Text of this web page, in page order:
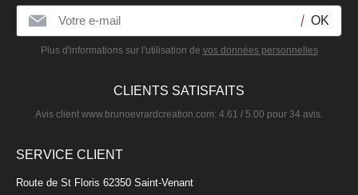
Plus d'informations sur l'utilisation de vos données personnelles
CLIENTS SATISFAITS
Avis client www.brunoevrardcreation.com: 4.61 / 5.00 pour 34 avis.
SERVICE CLIENT
Route de St Floris 62350 Saint-Venant